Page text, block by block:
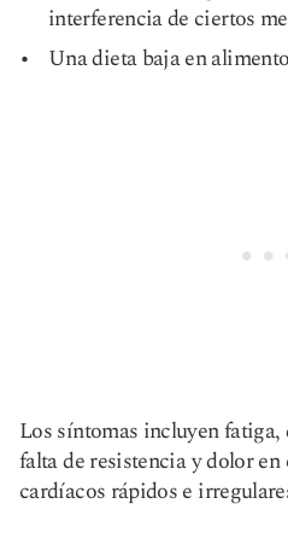
interferencia de ciertos
Una dieta baja en
Los síntomas incluyen
falta de resistencia y dolor
cardíacos rápidos e